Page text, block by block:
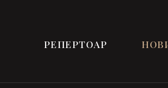
РЕПЕРТОАР